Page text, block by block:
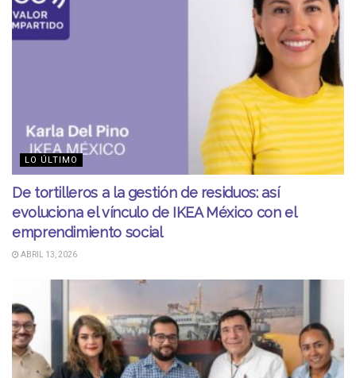
LO ÚLTIMO
De tortilleros a la gestión de residuos: así
evoluciona el vínculo de IKEA México con el
emprendimiento social
ABRIL 13, 2026